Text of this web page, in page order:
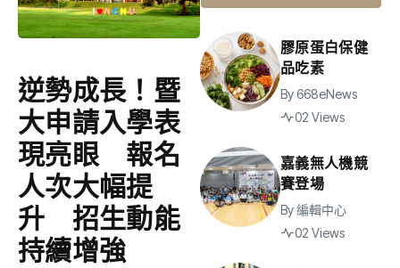
逆勢成長！暨
大申請入學表
現亮眼 報名
人次大幅提
升 招生動能
持續增強
膠原蛋白保健
品吃素
By668eNews
02 Views
嘉義無人機競
賽登場
By編輯中心
02 Views